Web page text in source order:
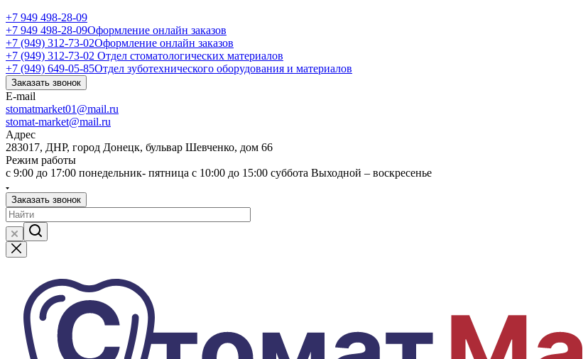
+7 949 498-28-09
+7 949 498-28-09Оформление онлайн заказов
+7 (949) 312-73-02Оформление онлайн заказов
+7 (949) 312-73-02 Отдел стоматологических материалов
+7 (949) 649-05-85Отдел зуботехнического оборудования и материалов
Заказать звонок
E-mail
stomatmarket01@mail.ru
stomat-market@mail.ru
Адрес
283017, ДНР, город Донецк, бульвар Шевченко, дом 66
Режим работы
с 9:00 до 17:00 понедельник- пятница с 10:00 до 15:00 суббота Выходной – воскресенье
Заказать звонок